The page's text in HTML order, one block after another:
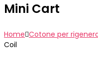
Mini Cart
Home Cotone per
Coil